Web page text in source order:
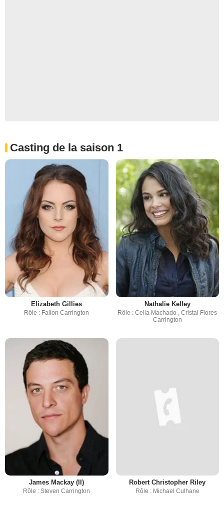
Casting de la saison 1
Elizabeth Gillies
Rôle : Fallon Carrington
Nathalie Kelley
Rôle : Celia Machado , Cristal Flores
Carrington
James Mackay (II)
Rôle : Steven Carrington
Robert Christopher Riley
Rôle : Michael Culhane